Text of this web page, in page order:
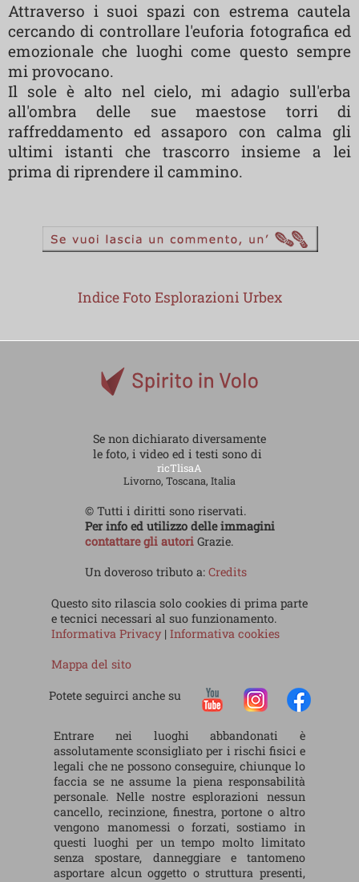
Attraverso i suoi spazi con estrema cautela
cercando di controllare l'euforia fotografica ed
emozionale che luoghi come questo sempre
mi provocano.
Il sole è alto nel cielo, mi adagio sull'erba
all'ombra delle sue maestose torri di
raffreddamento ed assaporo con calma gli
ultimi istanti che trascorro insieme a lei
prima di riprendere il cammino.
Indice Foto Esplorazioni Urbex
Se non dichiarato diversamente
le foto, i video ed i testi sono di
ricTlisaA
Livorno, Toscana, Italia
© Tutti i diritti sono riservati.
Per info ed utilizzo delle immagini
contattare gli autoriGrazie.
Un doveroso tributo a: Credits
Questo sito rilascia solo cookies di prima parte
e tecnici necessari al suo funzionamento.
Informativa Privacy | Informativa cookies
Mappa del sito
Potete seguirci anche su
Entrare nei luoghi abbandonati è
assolutamente sconsigliato per i rischi fisici e
legali che ne possono conseguire, chiunque lo
faccia se ne assume la piena responsabilità
personale. Nelle nostre esplorazioni nessun
cancello, recinzione, finestra, portone o altro
vengono manomessi o forzati, sostiamo in
questi luoghi per un tempo molto limitato
senza spostare, danneggiare e tantomeno
asportare alcun oggetto o struttura presenti,